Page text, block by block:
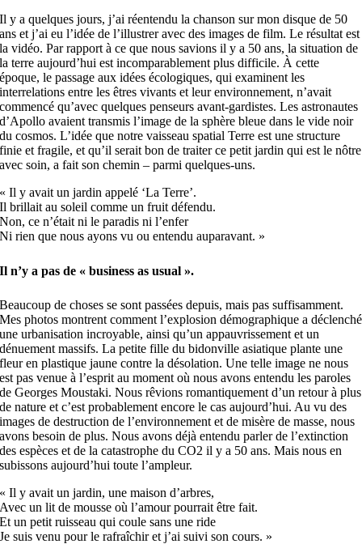
Il y a quelques jours, j’ai réentendu la chanson sur mon disque de 50
ans et j’ai eu l’idée de l’illustrer avec des images de film. Le résultat est
la vidéo. Par rapport à ce que nous savions il y a 50 ans, la situation de
la terre aujourd’hui est incomparablement plus difficile. À cette
époque, le passage aux idées écologiques, qui examinent les
interrelations entre les êtres vivants et leur environnement, n’avait
commencé qu’avec quelques penseurs avant-gardistes. Les astronautes
d’Apollo avaient transmis l’image de la sphère bleue dans le vide noir
du cosmos. L’idée que notre vaisseau spatial Terre est une structure
finie et fragile, et qu’il serait bon de traiter ce petit jardin qui est le nôtre
avec soin, a fait son chemin – parmi quelques-uns.
« Il y avait un jardin appelé ‘La Terre’.
Il brillait au soleil comme un fruit défendu.
Non, ce n’était ni le paradis ni l’enfer
Ni rien que nous ayons vu ou entendu auparavant. »
Il n’y a pas de « business as usual ».
Beaucoup de choses se sont passées depuis, mais pas suffisamment.
Mes photos montrent comment l’explosion démographique a déclenché
une urbanisation incroyable, ainsi qu’un appauvrissement et un
dénuement massifs. La petite fille du bidonville asiatique plante une
fleur en plastique jaune contre la désolation. Une telle image ne nous
est pas venue à l’esprit au moment où nous avons entendu les paroles
de Georges Moustaki. Nous rêvions romantiquement d’un retour à plus
de nature et c’est probablement encore le cas aujourd’hui. Au vu des
images de destruction de l’environnement et de misère de masse, nous
avons besoin de plus. Nous avons déjà entendu parler de l’extinction
des espèces et de la catastrophe du CO2 il y a 50 ans. Mais nous en
subissons aujourd’hui toute l’ampleur.
« Il y avait un jardin, une maison d’arbres,
Avec un lit de mousse où l’amour pourrait être fait.
Et un petit ruisseau qui coule sans une ride
Je suis venu pour le rafraîchir et j’ai suivi son cours. »